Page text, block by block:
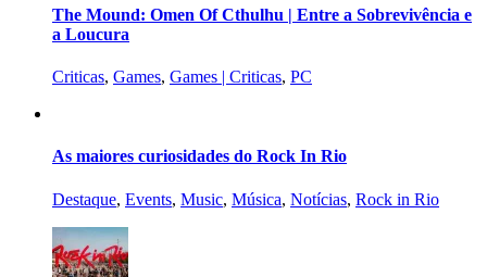
The Mound: Omen Of Cthulhu | Entre a Sobrevivência e
a Loucura
Criticas, Games, Games | Criticas, PC
As maiores curiosidades do Rock In Rio
Destaque, Events, Music, Música, Notícias, Rock in Rio